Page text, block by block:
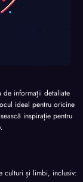
de informații detaliate
ideal pentru oricine
inspirație pentru
culturi și limbi, inclusiv: